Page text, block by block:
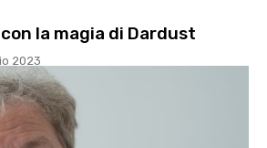
la magia di Dardust
2023